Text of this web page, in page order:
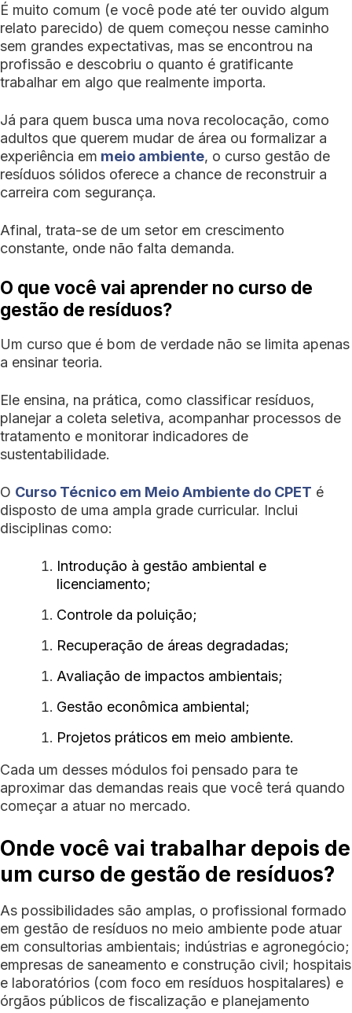
É muito comum (e você pode até ter ouvido algum
relato parecido) de quem começou nesse caminho
sem grandes expectativas, mas se encontrou na
profissão e descobriu o quanto é gratificante
trabalhar em algo que realmente importa.
Já para quem busca uma nova recolocação, como
adultos que querem mudar de área ou formalizar a
experiência em meio ambiente, o curso gestão de
resíduos sólidos oferece a chance de reconstruir a
carreira com segurança.
Afinal, trata-se de um setor em crescimento
constante, onde não falta demanda.
O que você vai aprender no curso de
gestão de resíduos?
Um curso que é bom de verdade não se limita apenas
a ensinar teoria.
Ele ensina, na prática, como classificar resíduos,
planejar a coleta seletiva, acompanhar processos de
tratamento e monitorar indicadores de
sustentabilidade.
O Curso Técnico em Meio Ambiente do CPET é
disposto de uma ampla grade curricular. Inclui
disciplinas como:
Introdução à gestão ambiental e
licenciamento;
Controle da poluição;
Recuperação de áreas degradadas;
Avaliação de impactos ambientais;
Gestão econômica ambiental;
Projetos práticos em meio ambiente.
Cada um desses módulos foi pensado para te
aproximar das demandas reais que você terá quando
começar a atuar no mercado.
Onde você vai trabalhar depois de
um curso de gestão de resíduos?
As possibilidades são amplas, o profissional formado
em gestão de resíduos no meio ambiente pode atuar
em consultorias ambientais; indústrias e agronegócio;
empresas de saneamento e construção civil; hospitais
e laboratórios (com foco em resíduos hospitalares) e
órgãos públicos de fiscalização e planejamento